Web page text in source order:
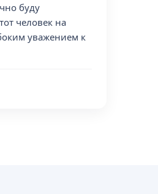
буду
человек на
уважением к